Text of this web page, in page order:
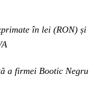
în lei (RON) și
a firmei Bootic Negru